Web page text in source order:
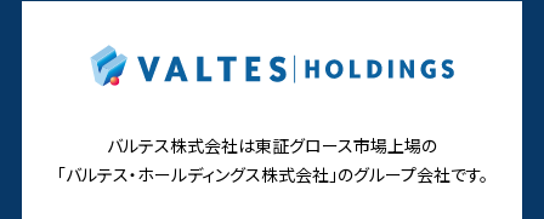
バルテス株式会社は東証グロース市場上場の
「バルテス・ホールディングス株式会社」のグループ会社です。